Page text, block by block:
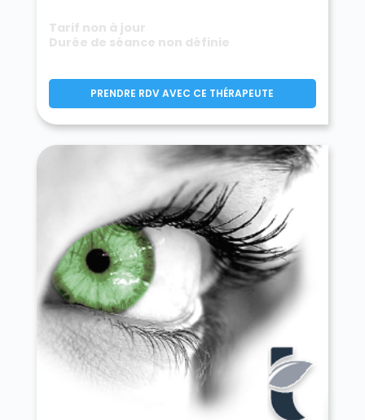
Tarif non à jour
Durée de séance non définie
PRENDRE RDV AVEC CE THÉRAPEUTE